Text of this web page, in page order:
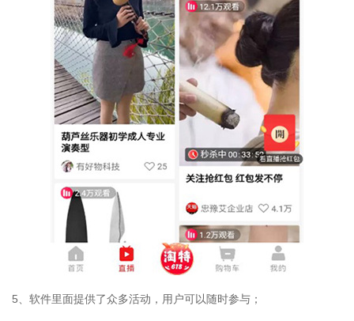
5、软件里面提供了众多活动，用户可以随时参与；